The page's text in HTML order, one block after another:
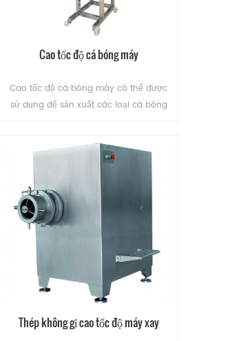
Cao tốc độ cá bóng máy
Cao tốc độ cá bóng máy có thể được
sử dụng để sản xuất các loại cá bóng
Thép không gỉ cao tốc độ máy xay